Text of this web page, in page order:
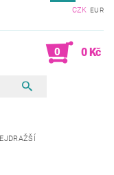
CZK EUR
0 0 Kč